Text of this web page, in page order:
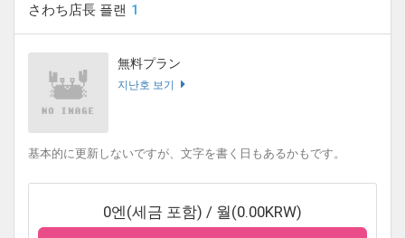
さわち店長 플랜 1
無料プラン
지난호 보기
基本的に更新しないですが、文字を書く日もあるかもです。
0엔(세금 포함) / 월(0.00KRW)